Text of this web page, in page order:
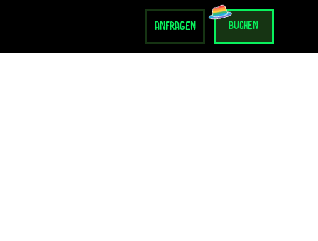
anfragen buchen